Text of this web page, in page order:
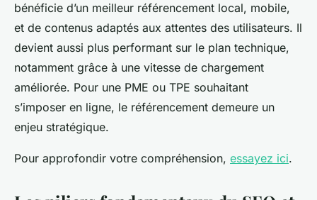
bénéficie d’un meilleur référencement local, mobile,
et de contenus adaptés aux attentes des utilisateurs. Il
devient aussi plus performant sur le plan technique,
notamment grâce à une vitesse de chargement
améliorée. Pour une PME ou TPE souhaitant
s’imposer en ligne, le référencement demeure un
enjeu stratégique.
Pour approfondir votre compréhension, essayez ici.